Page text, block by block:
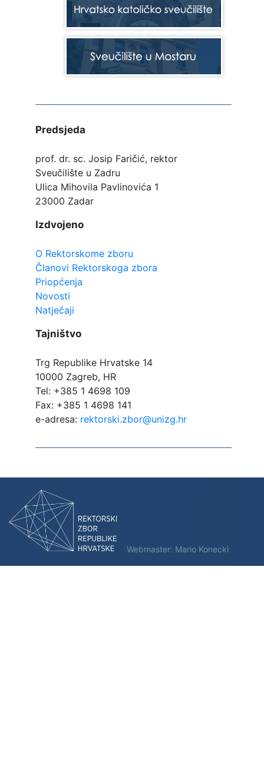
Predsjeda
prof. dr. sc. Josip Faričić, rektor
Sveučilište u Zadru
Ulica Mihovila Pavlinovića 1
23000 Zadar
Izdvojeno
O Rektorskome zboru
Članovi Rektorskoga zbora
Priopćenja
Novosti
Natječaji
Tajništvo
Trg Republike Hrvatske 14
10000 Zagreb, HR
Tel: +385 1 4698 109
Fax: +385 1 4698 141
e-adresa: rektorski.zbor@unizg.hr
Webmaster: Mario Konecki